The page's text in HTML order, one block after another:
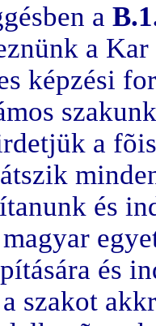
a
a
képzési
a
és
és
szakot